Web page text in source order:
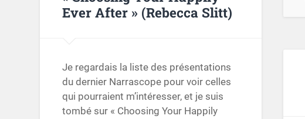
Ever After » (Rebecca Slitt)
Je regardais la liste des présentations
du dernier Narrascope pour voir celles
qui pourraient m’intéresser, et je suis
tombé sur « Choosing Your Happily